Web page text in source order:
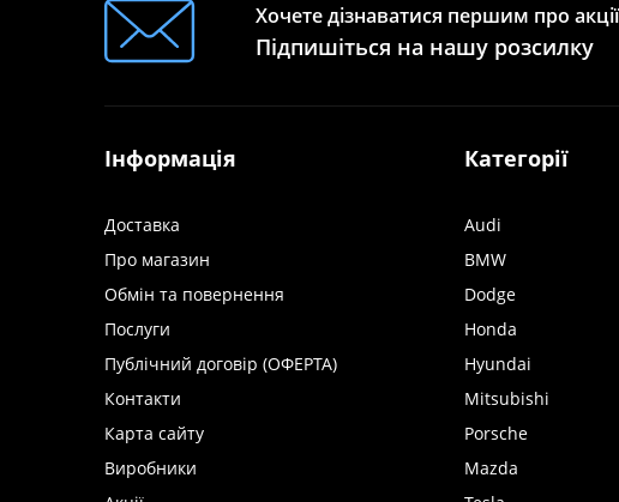
Хочете дізнаватися першим про
Підпишіться на нашу розсилку
Інформація
Доставка
Про магазин
Обмін та повернення
Послуги
Публічний договір (ОФЕРТА)
Контакти
Карта сайту
Виробники
Категорії
Audi
BMW
Dodge
Honda
Hyundai
Mitsubishi
Porsche
Mazda